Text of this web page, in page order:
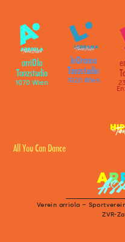
arriOla
Tanzstudio
1070 Wien
leOrama
Tanzstudio
1020 Wien
All You Can Dance
Verein arriola –
ZVR-